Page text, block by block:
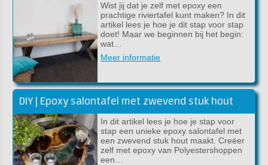
Wist jij dat je zelf met epoxy een
prachtige riviertafel kunt maken? In dit
artikel lees je hoe je dit stap voor stap
doet! Maar we beginnen bij het begin:
wat…
Meer informatie
DIY | Epoxy salontafel met zwevend stuk hout
In dit artikel lees je hoe je stap voor
stap een unieke epoxy salontafel met
een zwevend stuk hout maakt. Creëer
zelf met epoxy van Polyestershoppen
een…